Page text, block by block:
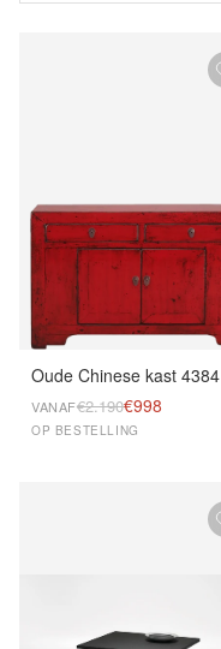
Oude Chinese kast 4384
VANAF€2.190€998
OP BESTELLING